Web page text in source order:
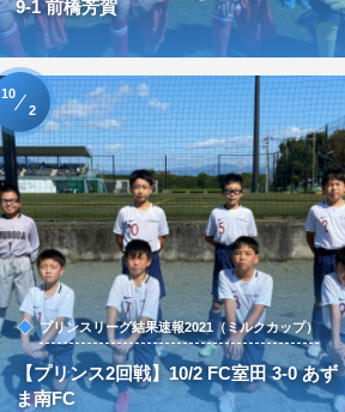
9-1 前橋芳賀
プリンスリーグ結果速報2021（ミルクカップ）
【プリンス2回戦】10/2 FC室田 3-0 あず
ま南FC
10
2